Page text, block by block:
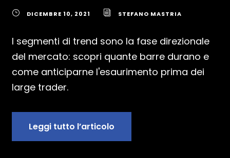
DICEMBRE 10, 2021 STEFANO MASTRIA
I segmenti di trend sono la fase direzionale
del mercato: scopri quante barre durano e
come anticiparne l'esaurimento prima dei
large trader.
Leggi tutto l’articolo